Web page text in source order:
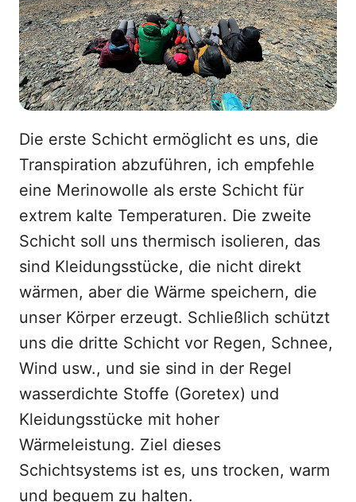
Die erste Schicht ermöglicht es uns, die
Transpiration abzuführen, ich empfehle
eine Merinowolle als erste Schicht für
extrem kalte Temperaturen. Die zweite
Schicht soll uns thermisch isolieren, das
sind Kleidungsstücke, die nicht direkt
wärmen, aber die Wärme speichern, die
unser Körper erzeugt. Schließlich schützt
uns die dritte Schicht vor Regen, Schnee,
Wind usw., und sie sind in der Regel
wasserdichte Stoffe (Goretex) und
Kleidungsstücke mit hoher
Wärmeleistung. Ziel dieses
Schichtsystems ist es, uns trocken, warm
und bequem zu halten.